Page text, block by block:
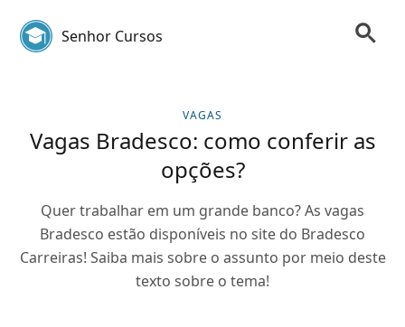
Senhor Cursos
VAGAS
Vagas Bradesco: como conferir as
opções?
Quer trabalhar em um grande banco? As vagas
Bradesco estão disponíveis no site do Bradesco
Carreiras! Saiba mais sobre o assunto por meio deste
texto sobre o tema!